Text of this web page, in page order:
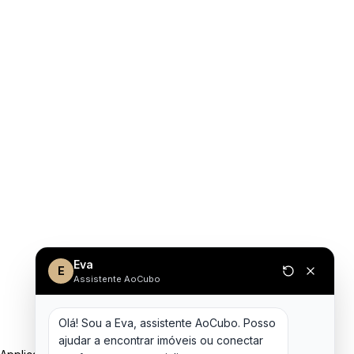
E Eva
Assistente AoCubo
Olá! Sou a Eva, assistente AoCubo. Posso
ajudar a encontrar imóveis ou conectar